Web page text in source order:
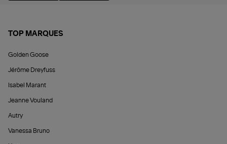
TOP MARQUES
Golden Goose
Jérôme Dreyfuss
Isabel Marant
Jeanne Vouland
Autry
Vanessa Bruno